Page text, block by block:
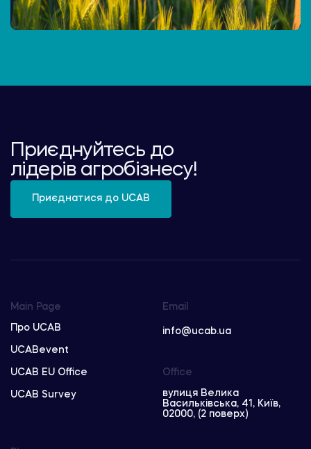
Приєднуйтесь до
лідерів агробізнесу!
Приєднатися до UCAB
Main Page
Про UCAB
UCABevent
UCAB EU Office
UCAB Survey
Email
info@ucab.ua
Office
вулиця Велика
Васильківська, 41, Київ,
02000, (2 поверх)